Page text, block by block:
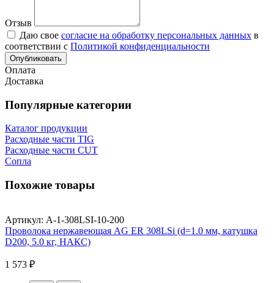
Отзыв
Даю свое согласие на обработку персональных данных в
соответствии с Политикой конфиденциальности
Опубликовать
Оплата
Доставка
Популярные категории
Каталог продукции
Расходные части TIG
Расходные части CUT
Сопла
Похожие товары
Артикул: A-1-308LSI-10-200
Проволока нержавеющая AG ER 308LSi (d=1.0 мм, катушка
D200, 5.0 кг, НАКС)
1 573 ₽